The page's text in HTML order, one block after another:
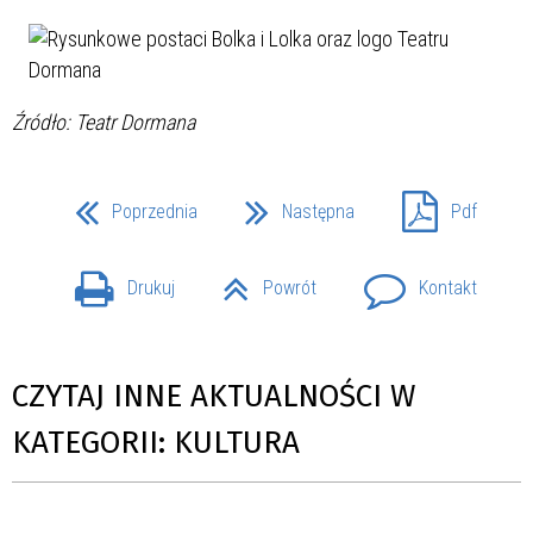
Źródło: Teatr Dormana
Poprzednia Następna Pdf
Drukuj Powrót Kontakt
CZYTAJ INNE AKTUALNOŚCI W
KATEGORII: KULTURA